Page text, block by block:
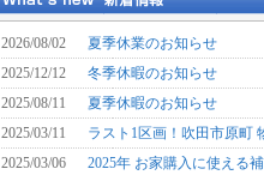
2026/08/02 夏季休業のお知らせ
2025/12/12 冬季休暇のお知らせ
2025/08/11 夏季休暇のお知らせ
2025/03/11 ラスト1区画！吹田市原町
2025/03/06 2025年 お家購入に使える